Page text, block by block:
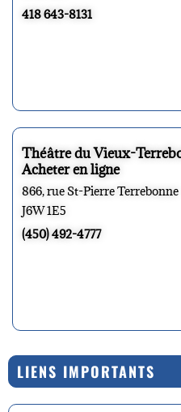
418 643-8131
Théâtre du Vieux-
Acheter en ligne
866, rue St-Pierre Terrebonne
J6W 1E5
(450) 492-4777
LIENS IMPORTANTS